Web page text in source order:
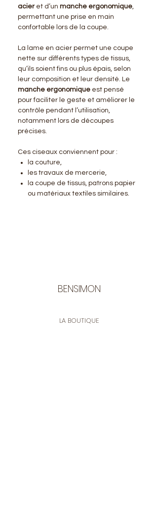
acieret d’un manche ergonomique
permettant une prise en main
confortable lors de la coupe.
La lame en acier permet une coupe
nette sur différents types de tissus,
qu’ils soient fins ou plus épais, selon
leur composition et leur densité. Le
manche ergonomique est pensé
pour faciliter le geste et améliorer le
contrôle pendant l’utilisation,
notamment lors de découpes
précises.
Ces ciseaux conviennent pour :
la couture,
les travaux de mercerie,
la coupe de tissus, patrons papier
ou matériaux textiles similaires.
BENSIMON
LA BOUTIQUE